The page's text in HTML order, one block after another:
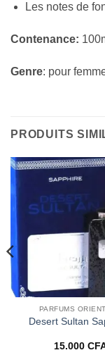
Les notes de
Contenance:
Genre: pour
PRODUITS
PARFUMS
Desert Sultan
15.000